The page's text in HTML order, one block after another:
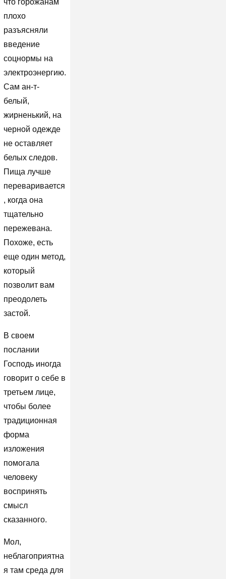
плохо
разъясняли
введение
соцнормы на
электроэнергию.
Сам ан-т-
белый,
жирненький, на
черной одежде
не оставляет
белых следов.
Пища лучше
переваривается
, когда она
тщательно
пережевана.
Похоже, есть
еще один метод,
который
позволит вам
преодолеть
застой.
В своем
послании
Господь иногда
говорит о себе в
третьем лице,
чтобы более
традиционная
форма
изложения
помогала
человеку
воспринять
смысл
сказанного.
Мол,
неблагоприятна
я там среда для